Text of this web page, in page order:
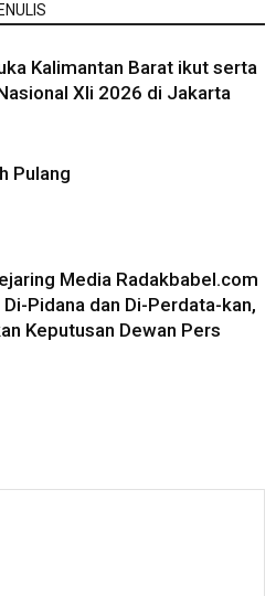
Kalimantan Barat ikut serta
XIi 2026 di Jakarta
Pulang
Media Radakbabel.com
Pidana dan Di-Perdata-kan,
Keputusan Dewan Pers